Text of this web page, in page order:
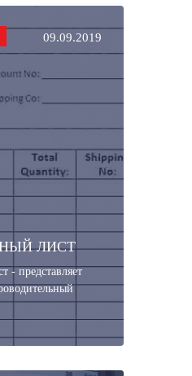
09.09.2019
ЛИСТ
- представляет